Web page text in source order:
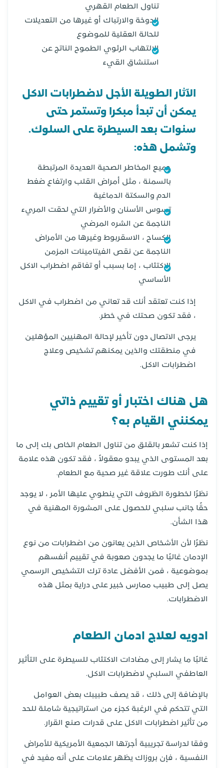
تناول الطعام القهري
الدوخة والارتباك أو غيرها من التعديلات
للحالة العقلية للموضوع
الالتهاب الرئوي الطموح الناتج عن
استنشاق القيء
الآثار الطويلة الأجل لاضطرابات الاكل
يمكن أن تبدأ مبكرا وتستمر حتى
سنوات بعد السيطرة على السلوك.
وتشمل هذه:
جميع المخاطر الصحية العديدة المرتبطة
بالسمنة ، مثل أمراض القلب وارتفاع ضغط
الدم والسكتة الدماغية
تسوس الأسنان والأضرار التي لحقت المريء
الناجمة عن الشره المرضي
الكساح ، الاسقربوط وغيرها من الأمراض
الناجمة عن نقص الفيتامينات المزمن
الاكتئاب ، إما بسبب أو تفاقم اضطراب الاكل
الأساسي
إذا كنت تعتقد أنك قد تعاني من اضطراب في الاكل
، فقد تكون صحتك في خطر.
يرجى الاتصال دون تأخير لإحالة المهنيين المؤهلين
في منطقتك والذين يمكنهم تشخيص وعلاج
اضطرابات الاكل.
هل هناك اختبار أو تقييم ذاتي
يمكنني القيام به؟
إذا كنت تشعر بالقلق من تناول الطعام الخاص بك إلى ما
بعد المستوى الذي يبدو معقولاً ، فقد تكون هذه علامة
على أنك طورت علاقة غير صحية مع الطعام.
نظرًا لخطورة الظروف التي ينطوي عليها الأمر ، لا يوجد
حقًا جانب سلبي للحصول على المشورة المهنية في
هذا الشأن.
نظرًا لأن الأشخاص الذين يعانون من اضطرابات من نوع
الإدمان غالبًا ما يجدون صعوبة في تقييم أنفسهم
بموضوعية ، فمن الأفضل عادة ترك التشخيص الرسمي
يصل إلى طبيب ممارس خبير على دراية بمثل هذه
الاضطرابات.
ادويه لعلاج ادمان الطعام
غالبًا ما يشار إلى مضادات الاكتئاب للسيطرة على التأثير
العاطفي السلبي لاضطرابات الاكل.
بالإضافة إلى ذلك ، قد يصف طبيبك بعض العوامل
التي تتحكم في الرغبة كجزء من استراتيجية شاملة للحد
من تأثير اضطرابات الاكل على قدرات صنع القرار.
وفقا لدراسة تجريبية أجرتها الجمعية الأمريكية للأمراض
النفسية ، فإن بروزاك يظهر علامات على أنه مفيد في